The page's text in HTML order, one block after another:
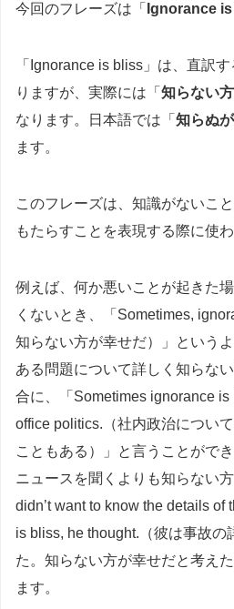
今回のフレーズは「 Ignorance
「Ignorance is bliss」は、直訳す
りますが、実際には「 知らない
なります。日本語では「 知らぬ
ます。
このフレーズは、知識がないこ
もたらすことを表現する際に使わ
例えば、何か悪いことが起きた
くないとき、「Sometimes,
知らない方が幸せだ）」という
ある問題について詳しく知らな
合に、「Sometimes ignorance
office politics.（社内政治につい
こともある）」と言うことがで
ニュースを聞くよりも知らない
didn’t want to know the details of
is bliss, he thought.（彼は事故の
た。知らない方が幸せだと考え
ます。